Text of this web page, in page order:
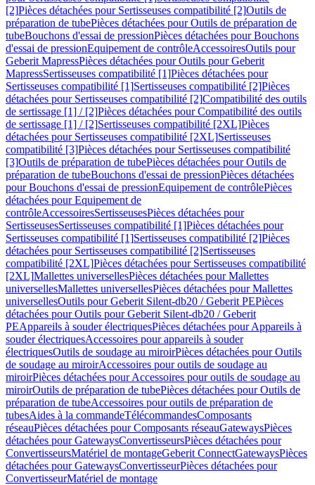
[2]Pièces détachées pour Sertisseuses compatibilité [2]Outils de
préparation de tubePièces détachées pour Outils de préparation de
tubeBouchons d'essai de pressionPièces détachées pour Bouchons
d'essai de pressionEquipement de contrôleAccessoiresOutils pour
Geberit MapressPièces détachées pour Outils pour Geberit
MapressSertisseuses compatibilité [1]Pièces détachées pour
Sertisseuses compatibilité [1]Sertisseuses compatibilité [2]Pièces
détachées pour Sertisseuses compatibilité [2]Compatibilité des outils
de sertissage [1] / [2]Pièces détachées pour Compatibilité des outils
de sertissage [1] / [2]Sertisseuses compatibilité [2XL]Pièces
détachées pour Sertisseuses compatibilité [2XL]Sertisseuses
compatibilité [3]Pièces détachées pour Sertisseuses compatibilité
[3]Outils de préparation de tubePièces détachées pour Outils de
préparation de tubeBouchons d'essai de pressionPièces détachées
pour Bouchons d'essai de pressionEquipement de contrôlePièces
détachées pour Equipement de
contrôleAccessoiresSertisseusesPièces détachées pour
SertisseusesSertisseuses compatibilité [1]Pièces détachées pour
Sertisseuses compatibilité [1]Sertisseuses compatibilité [2]Pièces
détachées pour Sertisseuses compatibilité [2]Sertisseuses
compatibilité [2XL]Pièces détachées pour Sertisseuses compatibilité
[2XL]Mallettes universellesPièces détachées pour Mallettes
universellesMallettes universellesPièces détachées pour Mallettes
universellesOutils pour Geberit Silent-db20 / Geberit PEPièces
détachées pour Outils pour Geberit Silent-db20 / Geberit
PEAppareils à souder électriquesPièces détachées pour Appareils à
souder électriquesAccessoires pour appareils à souder
électriquesOutils de soudage au miroirPièces détachées pour Outils
de soudage au miroirAccessoires pour outils de soudage au
miroirPièces détachées pour Accessoires pour outils de soudage au
miroirOutils de préparation de tubePièces détachées pour Outils de
préparation de tubeAccessoires pour outils de préparation de
tubesAides à la commandeTélécommandesComposants
réseauPièces détachées pour Composants réseauGatewaysPièces
détachées pour GatewaysConvertisseursPièces détachées pour
ConvertisseursMatériel de montageGeberit ConnectGatewaysPièces
détachées pour GatewaysConvertisseurPièces détachées pour
ConvertisseurMatériel de montage